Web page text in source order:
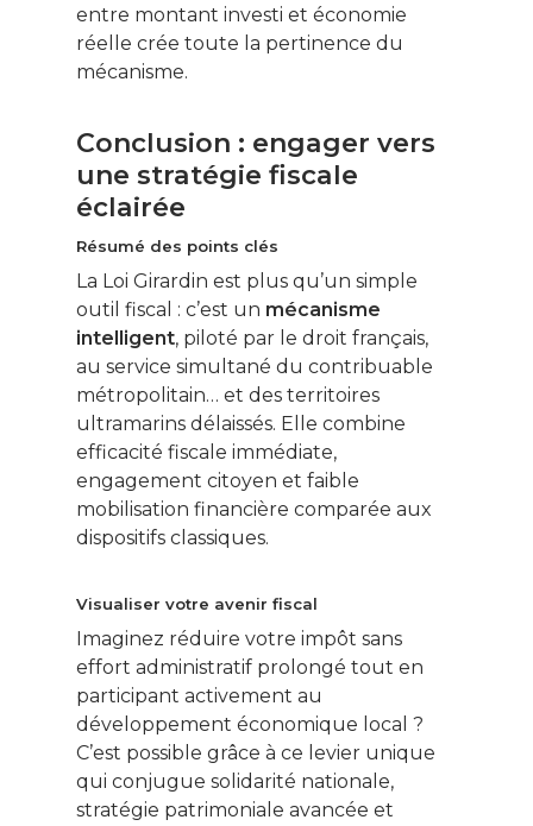
entre montant investi et économie
réelle crée toute la pertinence du
mécanisme.
Conclusion : engager vers
une stratégie fiscale
éclairée
Résumé des points clés
La Loi Girardin est plus qu’un simple
outil fiscal : c’est un mécanisme
intelligent, piloté par le droit français,
au service simultané du contribuable
métropolitain… et des territoires
ultramarins délaissés. Elle combine
efficacité fiscale immédiate,
engagement citoyen et faible
mobilisation financière comparée aux
dispositifs classiques.
Visualiser votre avenir fiscal
Imaginez réduire votre impôt sans
effort administratif prolongé tout en
participant activement au
développement économique local ?
C’est possible grâce à ce levier unique
qui conjugue solidarité nationale,
stratégie patrimoniale avancée et